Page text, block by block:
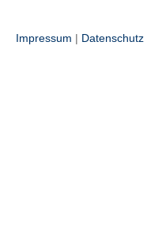
Impressum | Datenschutz